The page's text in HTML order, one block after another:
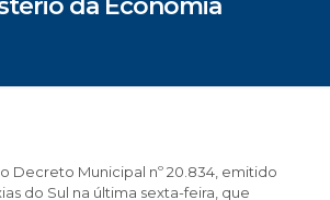
da Economia
Municipal nº 20.834, emitido
do Sul na última sexta-feira, que